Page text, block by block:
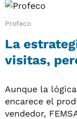
Profeco
La
visitas,
Aunque la
encarece el
vendedor,